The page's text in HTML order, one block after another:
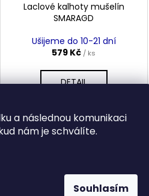
a následnou komunikaci
nám je schválíte.
Souhlasím
Laclové kalhoty mušelín
SMARAGD
Ušijeme do 10-21 dní
579 Kč / ks
DETAIL
62 68 74 80 86 92